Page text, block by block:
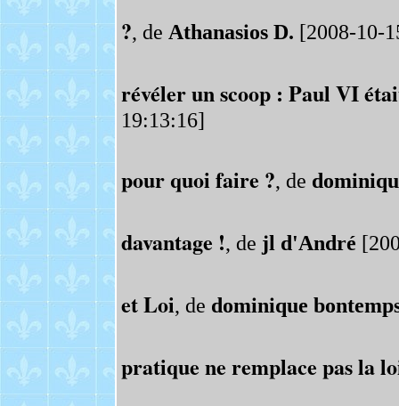
?, de Athanasios D. [2008-10-
révéler un scoop : Paul VI
19:13:16]
pour quoi faire ?, de
davantage !, de jl d'André
et Loi, de dominique
pratique ne remplace pas la